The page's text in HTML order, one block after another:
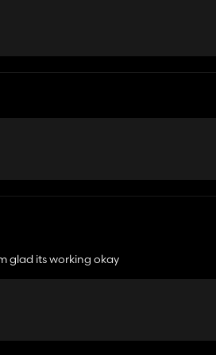
glad its working okay